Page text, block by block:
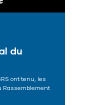
du
ont tenu, les
Rassemblement